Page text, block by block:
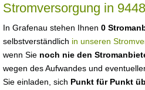
Stromversorgung in
In Grafenau stehen Ihnen 0
selbstverständlich in unseren
wenn Sie noch nie den
wegen des Aufwandes und
Sie einladen, sich Punkt für Punkt